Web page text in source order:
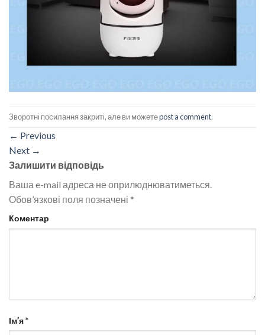
Зворотні посилання закриті, але ви можетеpost a comment.
← Previous
Next →
Залишити відповідь
Ваша e-mail адреса не оприлюднюватиметься.
Обов’язкові поля позначені *
Коментар
Ім’я*